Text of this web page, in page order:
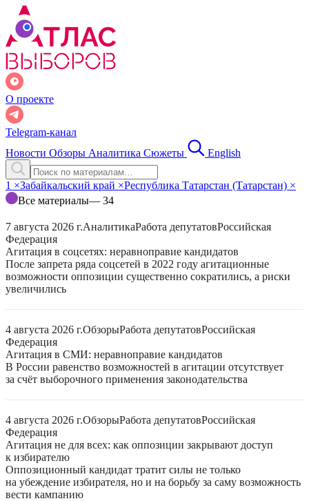
О проекте
Telegram-канал
Новости Обзоры Аналитика Сюжеты English
1 ×Забайкальский край ×Республика Татарстан (Татарстан) ×
Все материалы— 34
7 августа 2026 г.АналитикаРабота депутатовРоссийская
Федерация
Агитация в соцсетях: неравноправие кандидатов
После запрета ряда соцсетей в 2022 году агитационные
возможности оппозиции существенно сократились, а риски
увеличились
4 августа 2026 г.ОбзорыРабота депутатовРоссийская
Федерация
Агитация в СМИ: неравноправие кандидатов
В России равенство возможностей в агитации отсутствует
за счёт выборочного применения законодательства
4 августа 2026 г.ОбзорыРабота депутатовРоссийская
Федерация
Агитация не для всех: как оппозиции закрывают доступ
к избирателю
Оппозиционный кандидат тратит силы не только
на убеждение избирателя, но и на борьбу за саму возможность
вести кампанию